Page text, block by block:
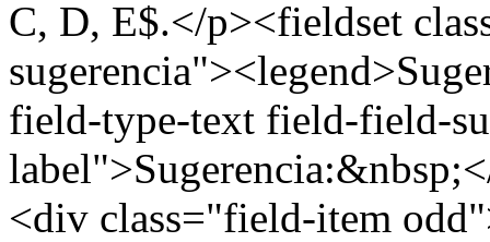
C, D, E$.</p><fieldset
field-type-text field-field-
<div class="field-item